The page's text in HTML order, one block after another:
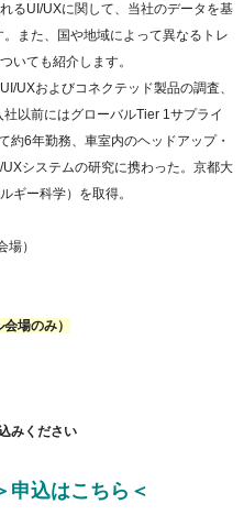
るUI/UXに関して、当社のデータを基
また、国や地域によって異なるトレ
いても紹介します。
UXおよびコネクテッド製品の調査、
以前にはグローバルTier 1サプライ
約6年勤務、車室内のヘッドアップ・
システムの研究に携わった。京都大
ギー科学）を取得。
）
場のみ）
みください
申込はこちら＜